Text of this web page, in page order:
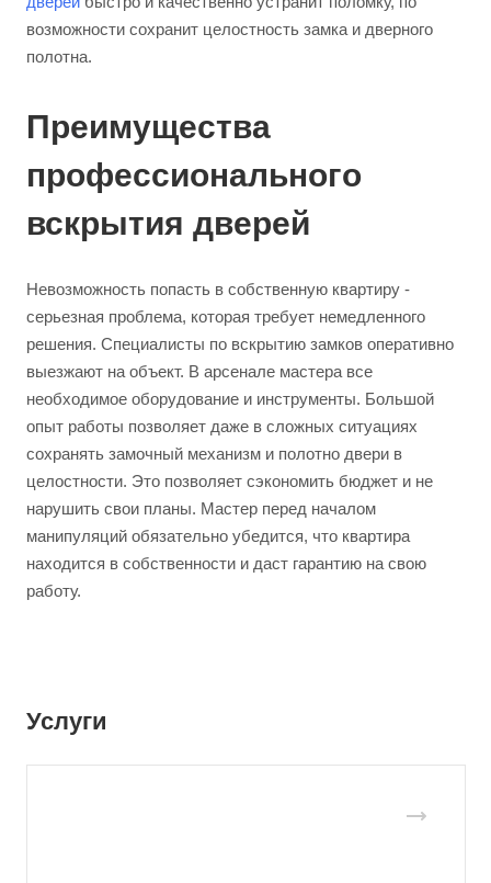
возможности сохранит целостность замка и дверного
полотна.
Преимущества
профессионального
вскрытия дверей
Невозможность попасть в собственную квартиру -
серьезная проблема, которая требует немедленного
решения. Специалисты по вскрытию замков оперативно
выезжают на объект. В арсенале мастера все
необходимое оборудование и инструменты. Большой
опыт работы позволяет даже в сложных ситуациях
сохранять замочный механизм и полотно двери в
целостности. Это позволяет сэкономить бюджет и не
нарушить свои планы. Мастер перед началом
манипуляций обязательно убедится, что квартира
находится в собственности и даст гарантию на свою
работу.
Услуги